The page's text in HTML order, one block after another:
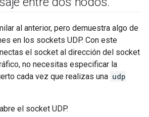
al anterior, pero demuestra algo de
en los sockets UDP. Con este
el socket al dirección del socket
no necesitas especificar la
cada vez que realizas una udp
el socket UDP.